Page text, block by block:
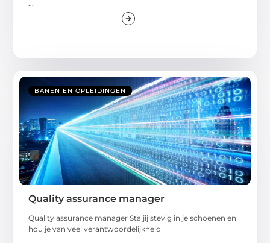
BANEN EN OPLEIDINGEN
Quality assurance manager
Quality assurance manager Sta jij stevig in je schoenen en
hou je van veel verantwoordelijkheid